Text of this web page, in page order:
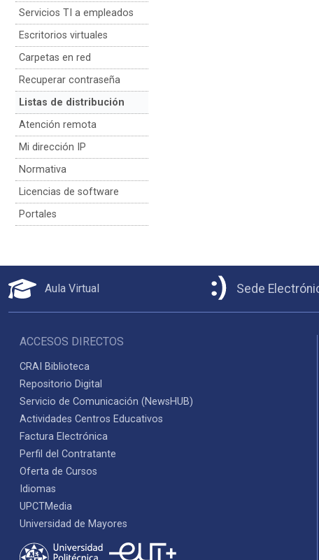
Servicios TI a empleados
Escritorios virtuales
Carpetas en red
Recuperar contraseña
Listas de distribución
Atención remota
Mi dirección IP
Normativa
Licencias de software
Portales
Aula Virtual Sede
ACCESOS DIRECTOS
CRAI Biblioteca
Repositorio Digital
Servicio de Comunicación (NewsHUB)
Actividades Centros Educativos
Factura Electrónica
Perfil del Contratante
Oferta de Cursos
Idiomas
UPCTMedia
Universidad de Mayores